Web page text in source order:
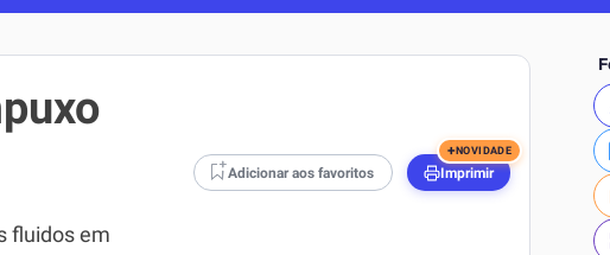
ABNT Adicionar aos favoritos Imprimir
+NOVIDADE
fluidos em